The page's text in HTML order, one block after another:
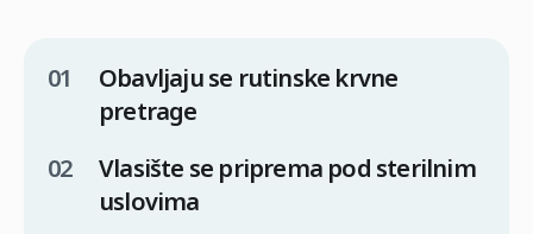
Obavljaju se rutinske krvne
pretrage
Vlasište se priprema pod sterilnim
uslovima